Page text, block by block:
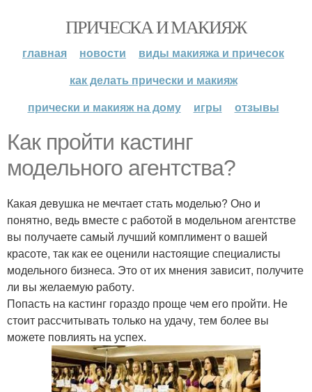
ПРИЧЕСКА И МАКИЯЖ
главная новости
виды макияжа и причесок
как делать прически и макияж
прически и макияж на дому
игры отзывы
Как пройти кастинг
модельного агентства?
Какая девушка не мечтает стать моделью? Оно и
понятно, ведь вместе с работой в модельном агентстве
вы получаете самый лучший комплимент о вашей
красоте, так как ее оценили настоящие специалисты
модельного бизнеса. Это от их мнения зависит, получите
ли вы желаемую работу.
Попасть на кастинг гораздо проще чем его пройти. Не
стоит рассчитывать только на удачу, тем более вы
можете повлиять на успех.